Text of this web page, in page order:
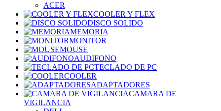
ACER
COOLER Y FLEX
DISCO SOLIDO
MEMORIA
MONITOR
MOUSE
AUDIFONO
TECLADO DE PC
COOLER
ADAPTADORES
CAMARA DE
VIGILANCIA